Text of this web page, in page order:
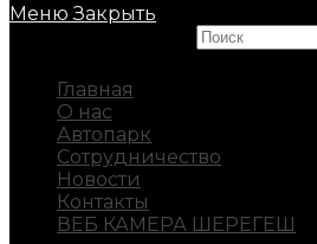
Меню Закрыть
Главная
О нас
Автопарк
Сотрудничество
Новости
Контакты
ВЕБ КАМЕРА ШЕРЕГЕШ